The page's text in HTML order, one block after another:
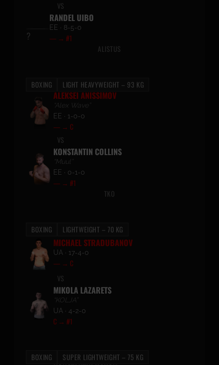
VS
RANDEL UIBO
EE · 8-5-0
— → #1
ALISTUS
BOXING LIGHT HEAVYWEIGHT – 93 KG
ALEKSEI ANISSIMOV
“Alex Wave”
EE · 1-0-0
— → C
VS
KONSTANTIN COLLINS
“Muul”
EE · 0-1-0
— → #1
TKO
BOXING LIGHTWEIGHT – 70 KG
MICHAEL STRADUBANOV
UA · 17-4-0
— → C
VS
MIKOLA LAZARETS
“KOLJA”
UA · 4-2-0
C → #1
BOXING SUPER LIGHTWEIGHT – 75 KG